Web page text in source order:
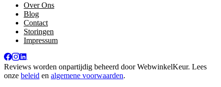
Over Ons
Blog
Contact
Storingen
Impressum
Reviews worden onpartijdig beheerd doorWebwinkelKeur. Lees
onze beleid en algemene voorwaarden.